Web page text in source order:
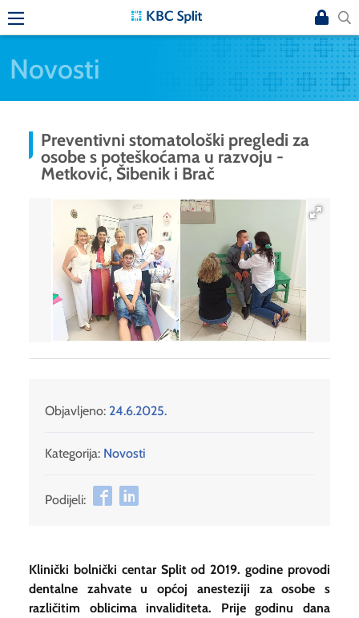
Novosti
Preventivni stomatološki pregledi za
osobe s poteškoćama u razvoju -
Metković, Šibenik i Brač
Objavljeno: 24.6.2025.
Kategorija: Novosti
Podijeli:
Klinički bolnički centar Split od 2019. godine provodi
dentalne zahvate u općoj anesteziji za osobe s
različitim oblicima invaliditeta. Prije godinu dana